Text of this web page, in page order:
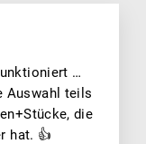
…
Auswahl teils
die
hat. 👍